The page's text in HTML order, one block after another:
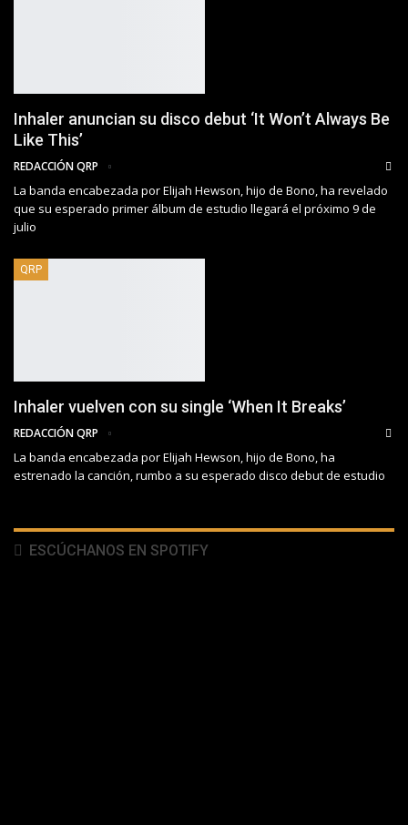
Inhaler anuncian su disco debut ‘It Won’t Always Be
Like This’
REDACCIÓN QRP
La banda encabezada por Elijah Hewson, hijo de Bono, ha revelado
que su esperado primer álbum de estudio llegará el próximo 9 de
julio
QRP
Inhaler vuelven con su single ‘When It Breaks’
REDACCIÓN QRP
La banda encabezada por Elijah Hewson, hijo de Bono, ha
estrenado la canción, rumbo a su esperado disco debut de estudio
ESCÚCHANOS EN SPOTIFY